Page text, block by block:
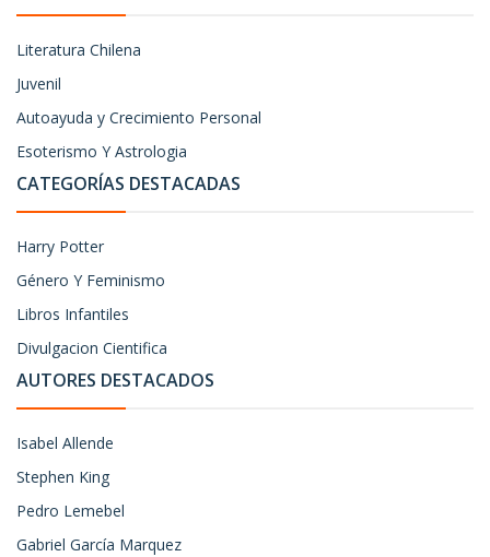
Literatura Chilena
Juvenil
Autoayuda y Crecimiento Personal
Esoterismo Y Astrologia
CATEGORÍAS DESTACADAS
Harry Potter
Género Y Feminismo
Libros Infantiles
Divulgacion Cientifica
AUTORES DESTACADOS
Isabel Allende
Stephen King
Pedro Lemebel
Gabriel García Marquez